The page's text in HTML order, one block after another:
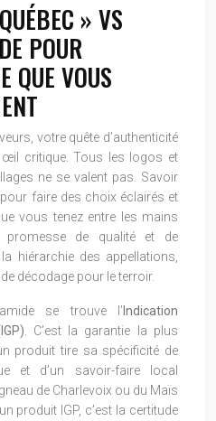
» VS
POUR
QUE VOUS
votre quête d’authenticité
œil critique. Tous les logos et
ne se valent pas. Savoir
faire des choix éclairés et
vous tenez entre les mains
de qualité et de
hiérarchie des appellations,
décodage pour le terroir.
se trouve l’ Indication
. C’est la garantie la plus
produit tire sa spécificité de
et d’un savoir-faire local
de Charlevoix ou du Maïs
produit IGP, c’est la certitude